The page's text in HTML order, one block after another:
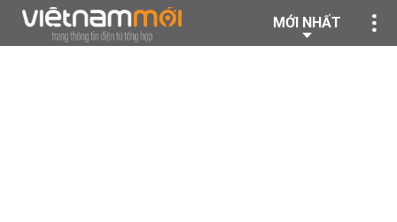
MỚI NHẤT